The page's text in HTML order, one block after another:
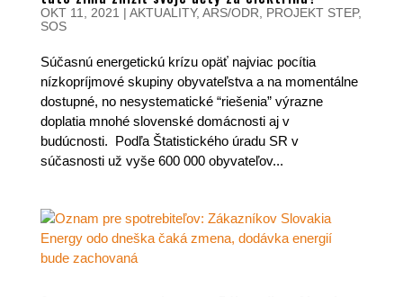
OKT 11, 2021 | AKTUALITY, ARS/ODR PROJEKT STEP,
SOS
Súčasnú energetickú krízu opäť najviac pocítia
nízkopríjmové skupiny obyvateľstva a na momentálne
dostupné, no nesystematické “riešenia” výrazne
doplatia mnohé slovenské domácnosti aj v
budúcnosti. Podľa Štatistického úradu SR v
súčasnosti už vyše 600 000 obyvateľov...